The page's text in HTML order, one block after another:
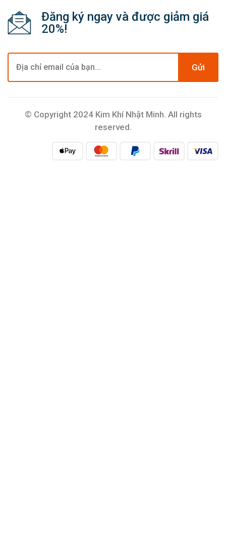
Đăng ký ngay và được giảm giá
20%!
Gửi
© Copyright 2024 Kim Khí Nhật Minh. All rights
reserved.